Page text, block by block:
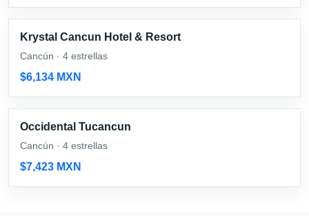
Krystal Cancun Hotel & Resort
Cancún · 4 estrellas
$6,134 MXN
Occidental Tucancun
Cancún · 4 estrellas
$7,423 MXN